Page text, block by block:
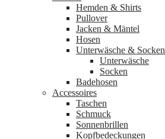
Hemden & Shirts
Pullover
Jacken & Mäntel
Hosen
Unterwäsche & Socken
Unterwäsche
Socken
Badehosen
Accessoires
Taschen
Schmuck
Sonnenbrillen
Kopfbedeckungen